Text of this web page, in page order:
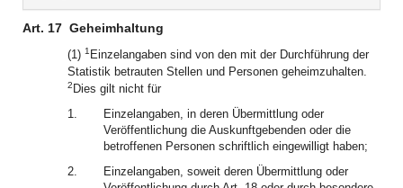
Art. 17 Geheimhaltung
(1) 1 Einzelangaben sind von den mit der Durchführung der
Statistik betrauten Stellen und Personen geheimzuhalten.
2 Dies gilt nicht für
1.
Einzelangaben, in deren Übermittlung oder
Veröffentlichung die Auskunftgebenden oder die
betroffenen Personen schriftlich eingewilligt haben;
2.
Einzelangaben, soweit deren Übermittlung oder